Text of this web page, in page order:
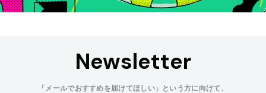
Newsletter
「メールでおすすめを届けてほしい」という方に向けて、